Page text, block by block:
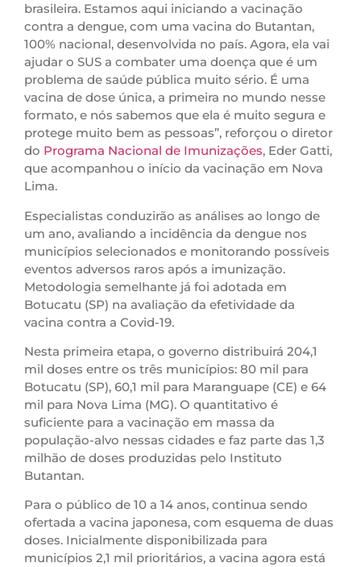
brasileira. Estamos aqui iniciando a vacinação
contra a dengue, com uma vacina do Butantan,
100% nacional, desenvolvida no país. Agora, ela vai
ajudar o SUS a combater uma doença que é um
problema de saúde pública muito sério. É uma
vacina de dose única, a primeira no mundo nesse
formato, e nós sabemos que ela é muito segura e
protege muito bem as pessoas”, reforçou o diretor
do Programa Nacional de Imunizações, Eder Gatti,
que acompanhou o início da vacinação em Nova
Lima.
Especialistas conduzirão as análises ao longo de
um ano, avaliando a incidência da dengue nos
municípios selecionados e monitorando possíveis
eventos adversos raros após a imunização.
Metodologia semelhante já foi adotada em
Botucatu (SP) na avaliação da efetividade da
vacina contra a Covid-19.
Nesta primeira etapa, o governo distribuirá 204,1
mil doses entre os três municípios: 80 mil para
Botucatu (SP), 60,1 mil para Maranguape (CE) e 64
mil para Nova Lima (MG). O quantitativo é
suficiente para a vacinação em massa da
população-alvo nessas cidades e faz parte das 1,3
milhão de doses produzidas pelo Instituto
Butantan.
Para o público de 10 a 14 anos, continua sendo
ofertada a vacina japonesa, com esquema de duas
doses. Inicialmente disponibilizada para
municípios 2,1 mil prioritários, a vacina agora está